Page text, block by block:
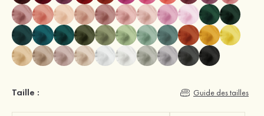
Taille : Guide des tailles